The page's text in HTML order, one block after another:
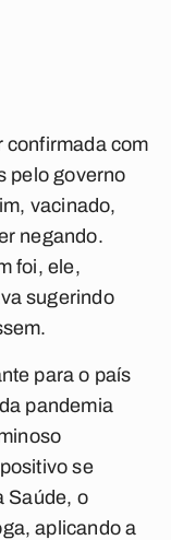
confirmada com
pelo governo
vacinado,
negando.
foi, ele,
sugerindo
para o país
pandemia
se
Saúde, o
aplicando a